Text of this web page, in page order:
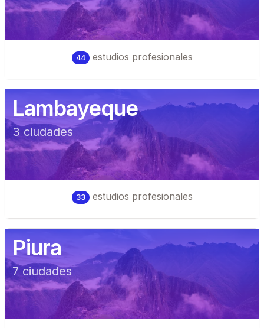
44 estudios profesionales
Lambayeque
3 ciudades
33 estudios profesionales
Piura
7 ciudades